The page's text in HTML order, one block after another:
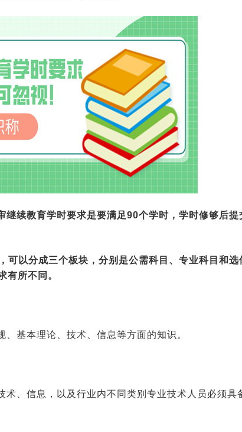
继续教育学时要求是要满足90个学时，学时修够后提
可以分成三个板块，分别是公需科目、专业科目和选
有所不同。
基本理论、技术、信息等方面的知识。
、信息，以及行业内不同类别专业技术人员必须具